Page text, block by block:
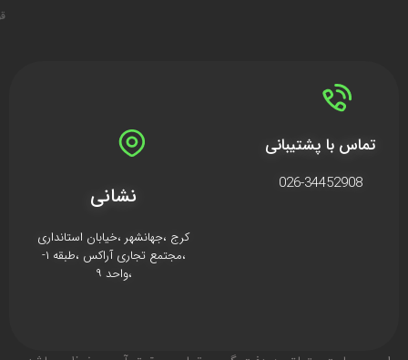
تماس با پشتیبانی
026-34452908 نشانی
کرج ،جهانشهر ،خیابان استانداری
،مجتمع تجاری آراکس ،طبقه ۱-
،واحد ۹